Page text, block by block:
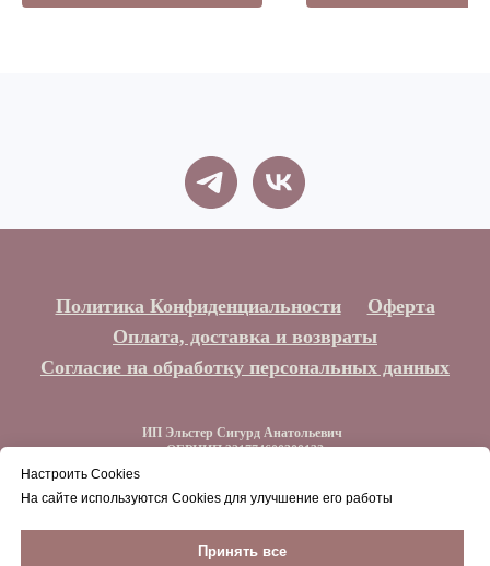
Настроить Cookies
На сайте используются Cookies для улучшение его работы
Принять все
Политика Конфиденциальности
Оферта
Оплата, доставка и возвраты
Согласие на обработку персональных данных
ИП Эльстер Сигурд Анатольевич
ОГРНИП 321774600300132
Наверх